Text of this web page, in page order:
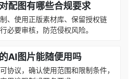
配图有哪些合规要求
、使用正版素材库、保留授权链
必要审核，防范侵权风险。
AI图片能随便用吗
协议，确认使用范围和限制条件，